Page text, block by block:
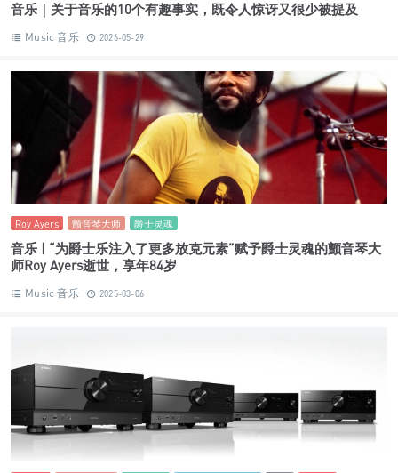
音乐｜关于音乐的10个有趣事实，既令人惊讶又很少被提及
Music 音乐 2026-05-29
Roy Ayers 颤音琴大师 爵士灵魂
音乐 | “为爵士乐注入了更多放克元素”赋予爵士灵魂的颤音琴大
师Roy Ayers逝世，享年84岁
Music 音乐 2025-03-06